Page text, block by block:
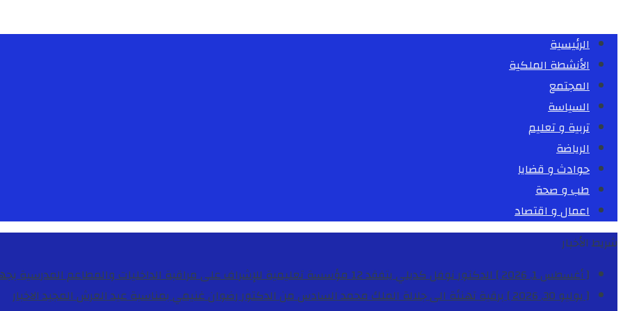
الرئيسية
الأنشطة الملكية
المجتمع
السياسة
تربية و تعليم
الرياضة
حوادث و قضايا
طب و صحة
اعمال و اقتصاد
شريط الأخبار
[ أغسطس 1, 2026 ]
الدكتور نوفل كديلي يتفقد 12 مؤسسة تعليمية للإشراف على مراقبة الداخليات والمطاعم المدرسية بجهة الدار البيضاء-سطات
[ يوليو 30, 2026 ]
برقية تهنئة الى جلالة الملك محمد السادس من الدكتور رضوان غنيمي بمناسبة عيد العرش المجيدالاخبار